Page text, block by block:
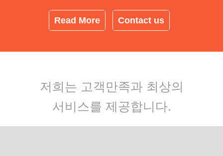
Read More Contact us
저희는 고객만족과 최상의
서비스를 제공합니다.